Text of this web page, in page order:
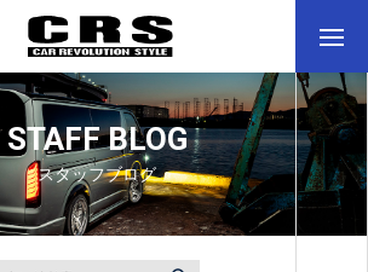
STAFF BLOG
スタッフブログ